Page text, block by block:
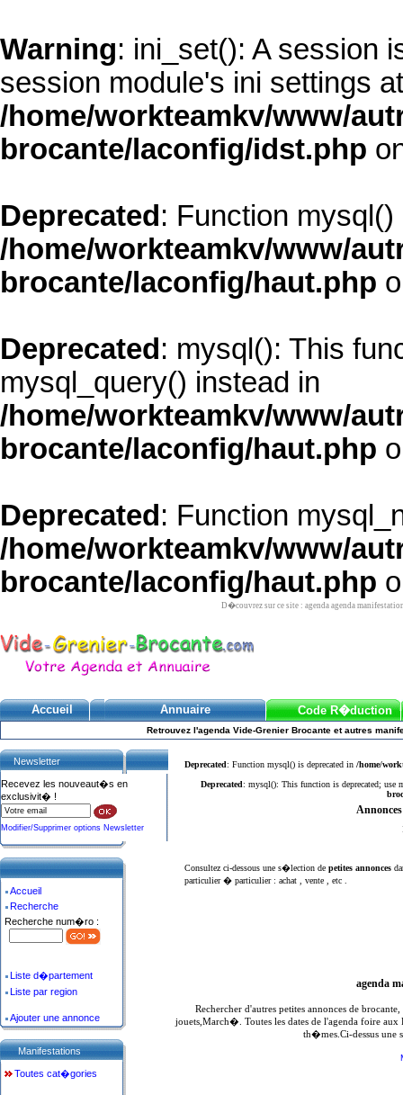
Warning: ini_set(): A session
session module's ini settings
/home/workteamkv/www/
brocante/laconfig/idst.php
Deprecated : Function
/home/workteamkv/www/
brocante/laconfig/haut.php
Deprecated : mysql(): This
mysql_query() instead in
/home/workteamkv/www/
brocante/laconfig/haut.php
Deprecated : Function
/home/workteamkv/www/
brocante/laconfig/haut.php
D�couvrez sur ce site : agenda agenda
Accueil Annuaire Code R�duction
Retrouvez l'agenda Vide-Grenier Brocante et autres
Deprecated: Function mysql() is deprecated in /home/
Deprecated: mysql(): This function is deprecated; use
Consultez ci-dessous une s�lection de petites annonces
particulier � particulier : achat , vente , etc .
agenda
Rechercher d'autres petites annonces de
jouets,March�. Toutes les dates de l'agenda foire
th�mes.Ci-dessus
Newsletter
Recevez les nouveaut�s en
exclusivit� !
Modifier/Supprimer options Newsletter
Accueil
Recherche
Recherche num�ro :
Liste d�partement
Liste par region
Ajouter une annonce
Manifestations
Toutes cat�gories